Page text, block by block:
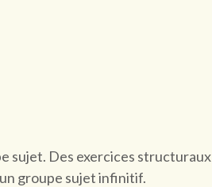
sujet. Des exercices structuraux
groupe sujet infinitif.